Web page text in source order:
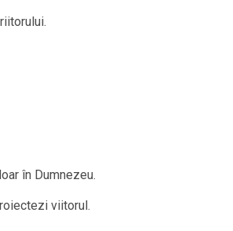
în Dumnezeu.
viitorul.